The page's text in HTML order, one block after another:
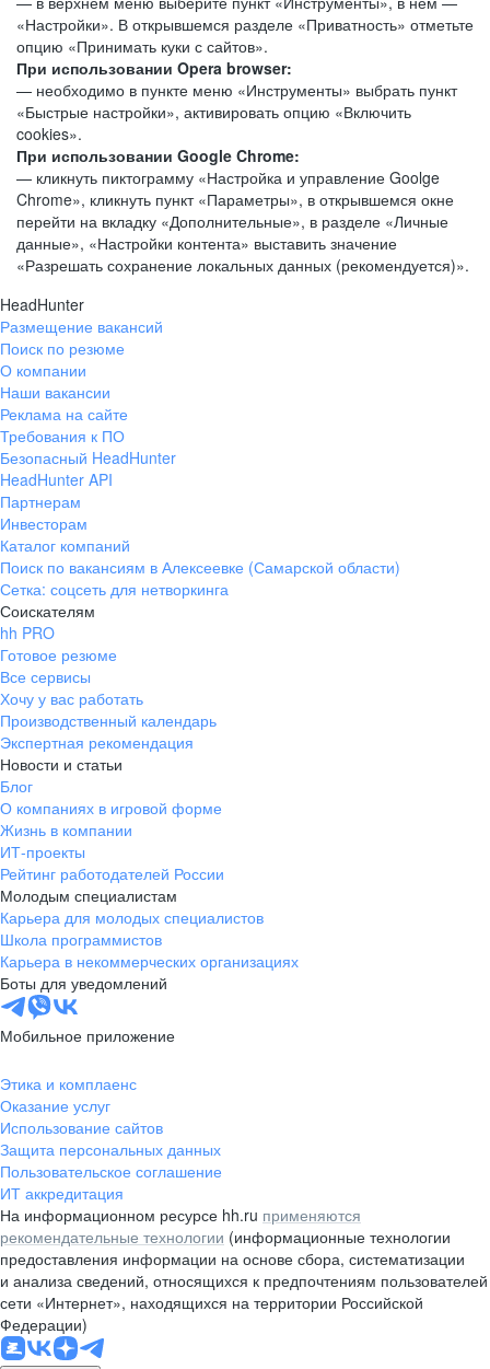
«Настройки». В открывшемся разделе «Приватность» отметьте
опцию «Принимать куки с сайтов».
При использовании Opera browser:
— необходимо в пункте меню «Инструменты» выбрать пункт
«Быстрые настройки», активировать опцию «Включить
cookies».
При использовании Google Chrome:
— кликнуть пиктограмму «Настройка и управление Goolge
Chrome», кликнуть пункт «Параметры», в открывшемся окне
перейти на вкладку «Дополнительные», в разделе «Личные
данные», «Настройки контента» выставить значение
«Разрешать сохранение локальных данных (рекомендуется)».
HeadHunter
Размещение вакансий
Поиск по резюме
О компании
Наши вакансии
Реклама на сайте
Требования к ПО
Безопасный HeadHunter
HeadHunter API
Партнерам
Инвесторам
Каталог компаний
Поиск по вакансиям в Алексеевке (Самарской области)
Сетка: соцсеть для нетворкинга
Соискателям
hh PRO
Готовое резюме
Все сервисы
Хочу у вас работать
Производственный календарь
Экспертная рекомендация
Новости и статьи
Блог
О компаниях в игровой форме
Жизнь в компании
ИТ-проекты
Рейтинг работодателей России
Молодым специалистам
Карьера для молодых специалистов
Школа программистов
Карьера в некоммерческих организациях
Боты для уведомлений
Мобильное приложение
Этика и комплаенс
Оказание услуг
Использование сайтов
Защита персональных данных
Пользовательское соглашение
ИТ аккредитация
На информационном ресурсе hh.ru применяются
рекомендательные технологии (информационные технологии
предоставления информации на основе сбора, систематизации
и анализа сведений, относящихся к предпочтениям пользователей
сети «Интернет», находящихся на территории Российской
Федерации)